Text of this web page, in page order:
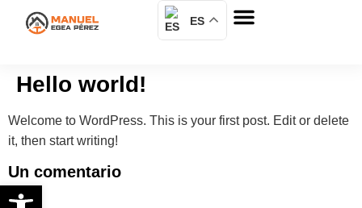
Abrir barra de herramientas
ES
Hello world!
Welcome to WordPress. This is your first post. Edit or delete
it, then start writing!
Un comentario